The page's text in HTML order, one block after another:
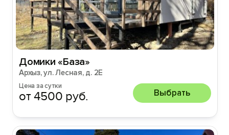
Домики «База»
Архыз, ул. Лесная, д. 2Е
Цена за сутки
от 4500 руб. Выбрать